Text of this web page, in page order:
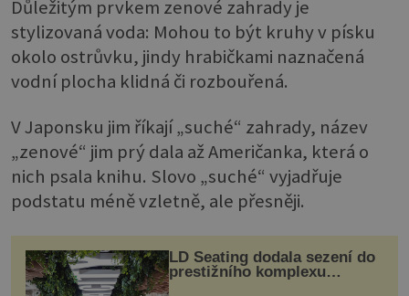
Důležitým prvkem zenové zahrady je
stylizovaná voda: Mohou to být kruhy v písku
okolo ostrůvku, jindy hrabičkami naznačená
vodní plocha klidná či rozbouřená.
V Japonsku jim říkají „suché“ zahrady, název
„zenové“ jim prý dala až Američanka, která o
nich psala knihu. Slovo „suché“ vyjadřuje
podstatu méně vzletně, ale přesněji.
LD Seating dodala sezení do
prestižního komplexu
MediaCityUK v Salfordu